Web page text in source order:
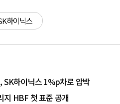
하이닉스
하이닉스 1%p차로 압박
지 HBF 첫 표준 공개